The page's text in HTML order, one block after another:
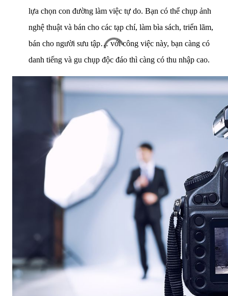
lựa chọn con đường làm việc tự do. Bạn có thể chụp ảnh
nghệ thuật và bán cho các tạp chí, làm bìa sách, triển lãm,
bán cho người sưu tập… với công việc này, bạn càng có
danh tiếng và gu chụp độc đáo thì càng có thu nhập cao.